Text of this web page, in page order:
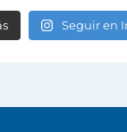
Seguir en